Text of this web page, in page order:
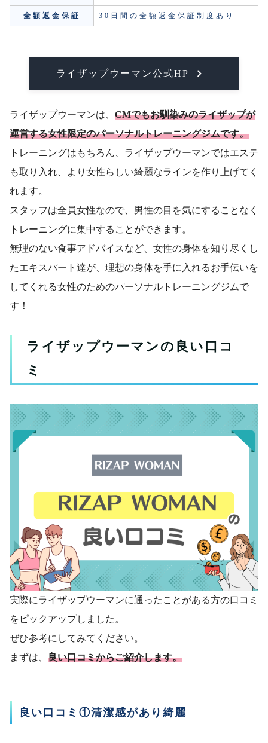
全額返金保証 30日間の全額返金保証制度あり
ライザップウーマン公式HP
ライザップウーマンは、 CMでもお馴染みのライザップが
運営する女性限定のパーソナルトレーニングジムです。
トレーニングはもちろん、ライザップウーマンではエステ
も取り入れ、より女性らしい綺麗なラインを作り上げてく
れます。
スタッフは全員女性なので、男性の目を気にすることなく
トレーニングに集中することができます。
無理のない食事アドバイスなど、女性の身体を知り尽くし
たエキスパート達が、理想の身体を手に入れるお手伝いを
してくれる女性のためのパーソナルトレーニングジムで
す！
ライザップウーマンの良い口コ
ミ
実際にライザップウーマンに通ったことがある方の口コミ
をピックアップしました。
ぜひ参考にしてみてください。
まずは、 良い口コミからご紹介します。
良い口コミ①清潔感があり綺麗